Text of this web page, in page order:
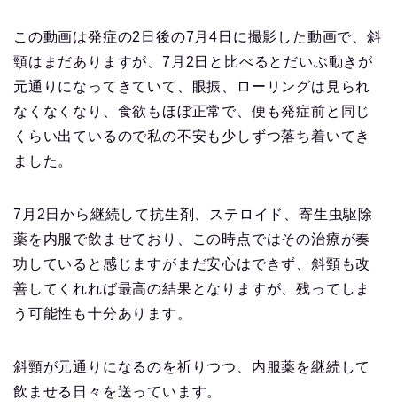
この動画は発症の2日後の7月4日に撮影した動画で、斜
頸はまだありますが、7月2日と比べるとだいぶ動きが
元通りになってきていて、眼振、ローリングは見られ
なくなくなり、食欲もほぼ正常で、便も発症前と同じ
くらい出ているので私の不安も少しずつ落ち着いてき
ました。
7月2日から継続して抗生剤、ステロイド、寄生虫駆除
薬を内服で飲ませており、この時点ではその治療が奏
功していると感じますがまだ安心はできず、斜頸も改
善してくれれば最高の結果となりますが、残ってしま
う可能性も十分あります。
斜頸が元通りになるのを祈りつつ、内服薬を継続して
飲ませる日々を送っています。